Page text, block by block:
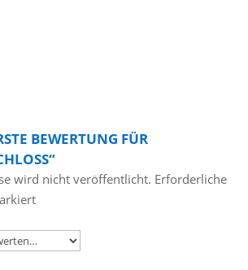
BEWERTUNG FÜR
wird nicht veröffentlicht. Erforderliche